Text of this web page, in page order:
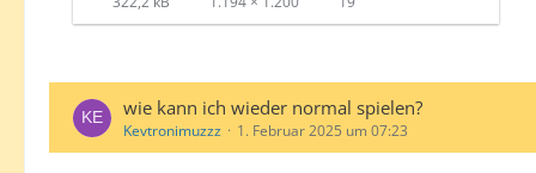
wie kann ich wieder normal spielen?
Kevtronimuzzz 1. Februar 2025 um 07:23